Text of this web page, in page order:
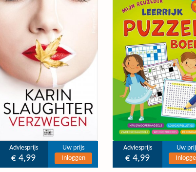
Adviesprijs
€ 4,99
Uw prijs
Inloggen
Adviesprijs
€ 4,99
Uw